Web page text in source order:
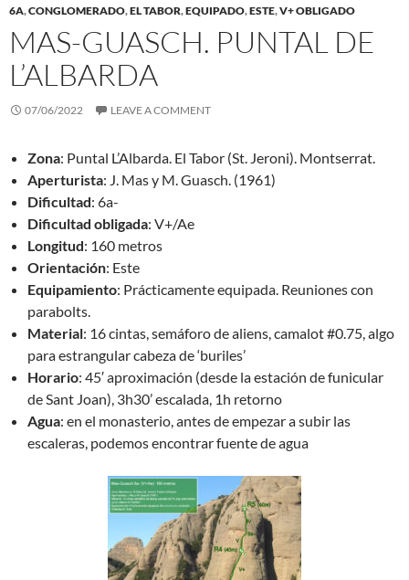
6A,CONGLOMERADO,EL TABOR,EQUIPADO,ESTE,V+ OBLIGADO
MAS-GUASCH. PUNTAL DE
L’ALBARDA
07/06/2022 LEAVE A COMMENT
Zona: Puntal L’Albarda. El Tabor (St. Jeroni). Montserrat.
Aperturista: J. Mas y M. Guasch. (1961)
Dificultad: 6a-
Dificultad obligada: V+/Ae
Longitud: 160 metros
Orientación: Este
Equipamiento: Prácticamente equipada. Reuniones con
parabolts.
Material: 16 cintas, semáforo de aliens, camalot #0.75, algo
para estrangular cabeza de ‘buriles’
Horario: 45′ aproximación (desde la estación de funicular
de Sant Joan), 3h30’ escalada, 1h retorno
Agua: en el monasterio, antes de empezar a subir las
escaleras, podemos encontrar fuente de agua